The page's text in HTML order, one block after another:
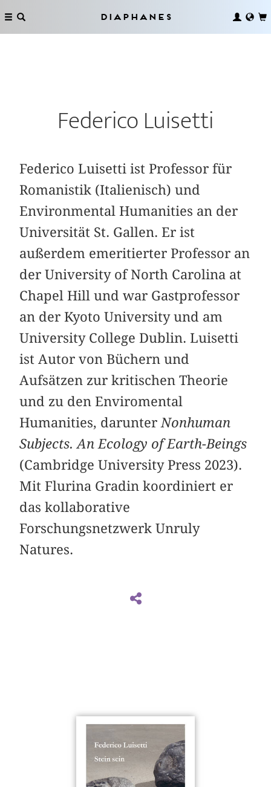
Diaphanes
Federico Luisetti
Federico Luisetti ist Professor für
Roma­nistik (Italienisch) und
Environmental Humanities an der
Universität St. Gallen. Er ist
außerdem emeritierter Professor an
der University of North Carolina at
Chapel Hill und war Gastprofessor
an der Kyoto University und am
University College Dublin. Luisetti
ist Autor von Büchern und
Aufsätzen zur kritischen Theorie
und zu den Enviromental
Humanities, darunter Nonhuman
Subjects. An Ecology of Earth-Beings
(Cambridge University Press 2023).
Mit Flurina Gradin koordiniert er
das kollaborative
Forschungsnetzwerk Unruly
Natures.